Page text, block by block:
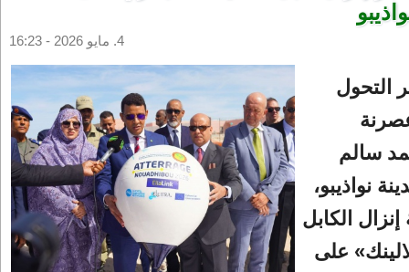
4. مايو 2026 - 16:23
التحول
سالم
نواذيبو،
الكابل
على